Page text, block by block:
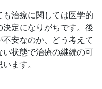
治療に関しては医学的
定になりがちです。後
安なのか、どう考えて
状態で治療の継続の可
ます。